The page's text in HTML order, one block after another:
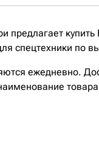
купить
спецтехники по
ежедневно.